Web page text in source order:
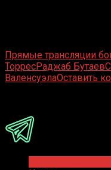
Прямые трансляции
ТорресРаджаб Бутаев
ВаленсуэлаОставить